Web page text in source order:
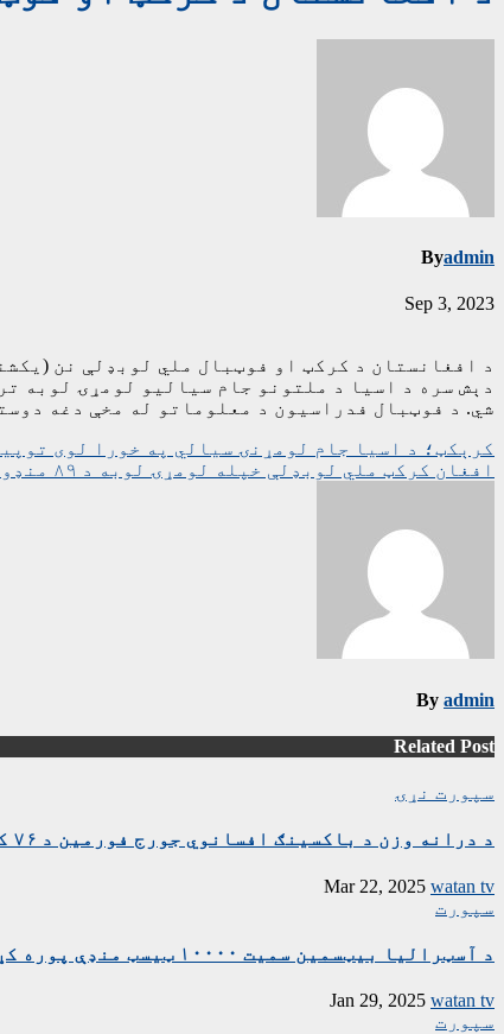
Byadmin
Sep 3, 2023
د افغانستان د کرکټ او فوټبال ملي لوبډلې نن
دېش سره د اسیا د ملتونو جام سیالیو لومړۍ لوبه
شي. د فوټبال فدراسیون د معلوماتو له مخې دغه دوستانه لوبه به د
ليکنه
چليدنه
کرېکټ؛ د اسیا جام لومړنۍ سیالي په خورا لوی
افغان کرکټ ملي لوبډلې خپله لومړۍ لوبه د ۸۹ منډو په توپیر بنګله دېش ته وبایلله
By admin
Related Post
سپورت نړۍ
د درانه وزن د باکسینګ افسانوي جورج فورمین د ۷۶ کلونو په عمر مړ شو
Mar 22, 2025 watan tv
سپورت
د آسټرالیا بیټسمین سمیت ۱۰۰۰۰ ټیسټ منډې پوره کړې
Jan 29, 2025 watan tv
سپورت